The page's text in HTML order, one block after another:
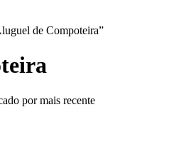
de Compoteira”
por mais recente